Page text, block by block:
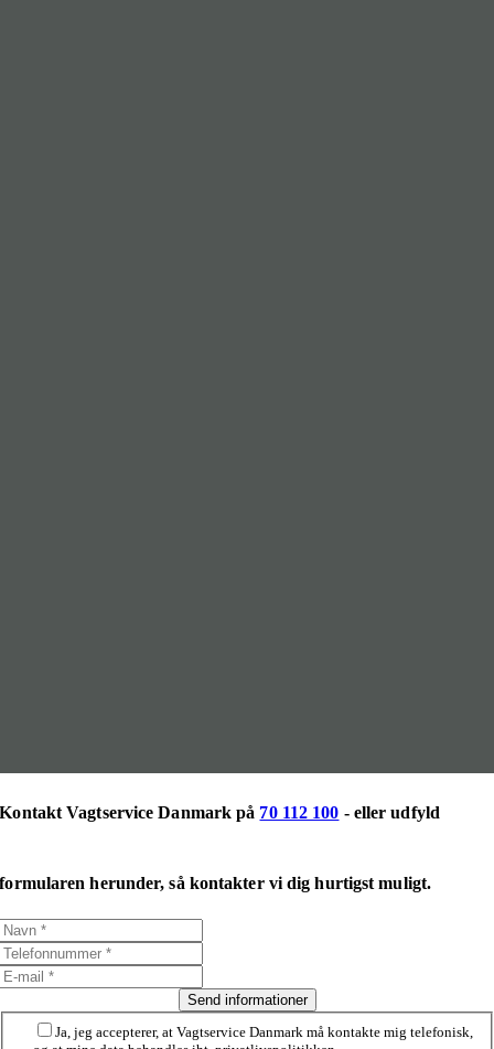
Kontakt Vagtservice Danmark på 70 112 100 - eller udfyld
formularen herunder, så kontakter vi dig hurtigst muligt.
Send informationer
Ja, jeg accepterer, at Vagtservice Danmark må kontakte mig telefonisk,